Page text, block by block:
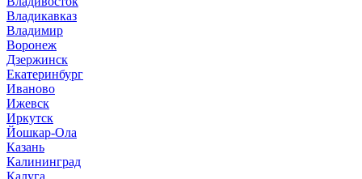
Владикавказ
Владимир
Воронеж
Дзержинск
Екатеринбург
Иваново
Ижевск
Иркутск
Йошкар-Ола
Казань
Калининград
Калуга